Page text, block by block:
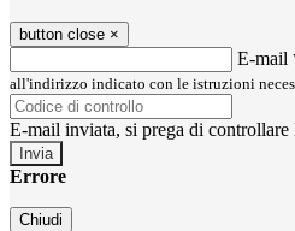
button close ×
E-mail
all'indirizzo indicato con le istruzioni
E-mail inviata, si prega di controllare
Errore
Chiudi